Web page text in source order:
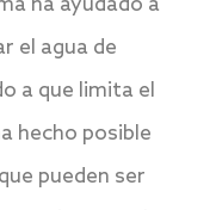
ha ayudado a
el agua de
a que limita el
hecho posible
pueden ser